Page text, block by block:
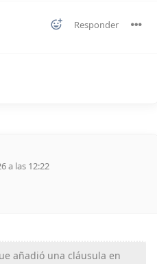
Responder
a las 12:22
añadió una cláusula en